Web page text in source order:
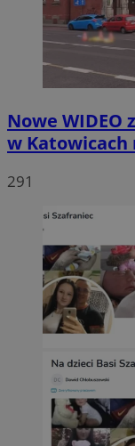
Nowe
w Katowicach
291